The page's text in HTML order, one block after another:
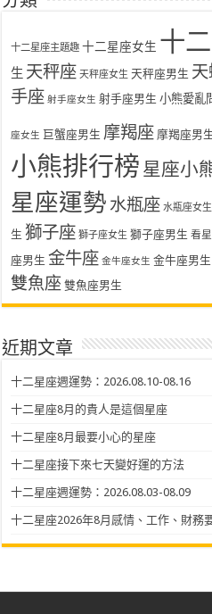
十二星座主題趣 十二星座女生 十
生 天秤座 天秤座女生 天秤座男生
手座 射手座女生 射手座男生 小熊愛亂
座女生 巨蟹座男生 摩羯座 摩羯座男
小熊排行榜 星座小
星座運勢 水瓶座 水瓶座女生
生 獅子座 獅子座女生 獅子座男生 看
座男生 金牛座 金牛座女生 金牛座男生
雙魚座 雙魚座男生
近期文章
十二星座週運勢：2026.08.10-08.16
十二星座8月的貴人是這個星座
十二星座8月最要小心的星座
十二星座接下來七天變好運的方法
十二星座週運勢：2026.08.03-08.09
十二星座2026年8月感情、工作、財務